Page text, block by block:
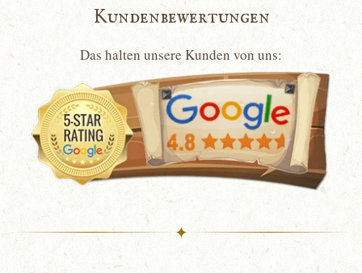
Kundenbewertungen
Das halten unsere Kunden von uns:
✦